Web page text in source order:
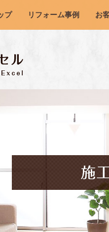
プ リフォーム事例 お